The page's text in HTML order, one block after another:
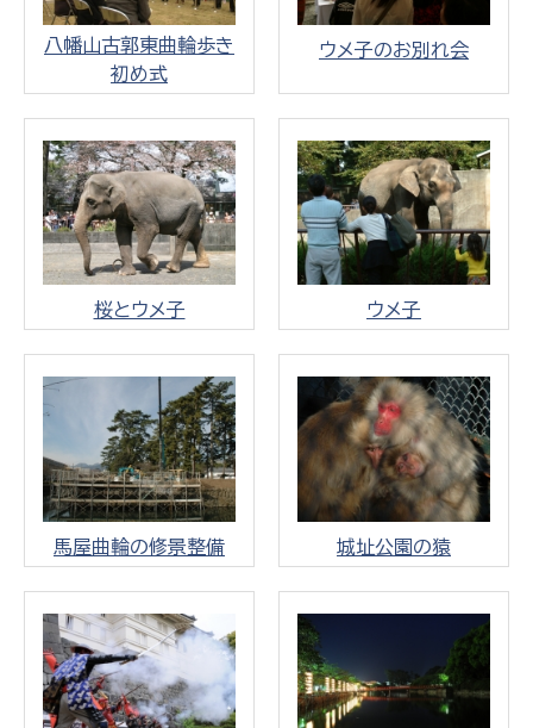
八幡山古郭東曲輪歩き
初め式
ウメ子のお別れ会
桜とウメ子 ウメ子
馬屋曲輪の修景整備 城址公園の猿